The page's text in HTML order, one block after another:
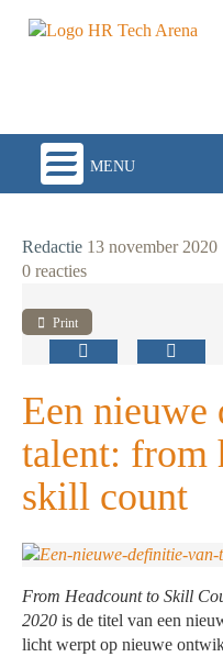
menu
Redactie 13 november 2020
0 reacties
Print
Een
talent: from
skill count
From Headcount to Skill
2020 is de titel van een
licht werpt op nieuwe